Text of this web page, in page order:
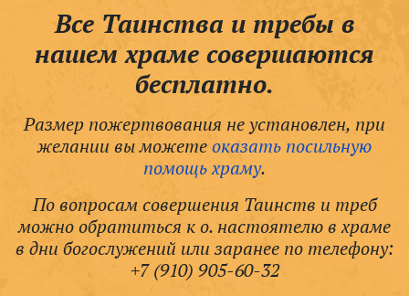
Все Таинства и требы в
нашем храме совершаются
бесплатно.
Размер пожертвования не установлен, при
желании вы можетеоказать посильную
помощь храму.
По вопросам совершения Таинств и треб
можно обратиться к о. настоятелю в храме
в дни богослужений или заранее по телефону:
+7 (910) 905-60-32